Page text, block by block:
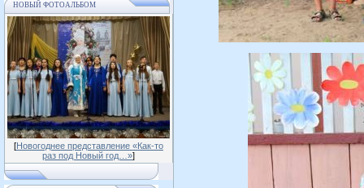
НОВЫЙ ФОТОАЛЬБОМ
[Новогоднее представление «Как-то
раз под Новый год…»]